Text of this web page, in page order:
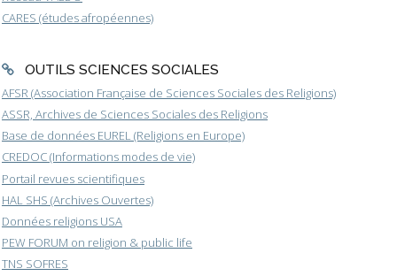
CARES (études afropéennes)
OUTILS SCIENCES SOCIALES
AFSR (Association Française de Sciences Sociales des Religions)
ASSR, Archives de Sciences Sociales des Religions
Base de données EUREL (Religions en Europe)
CREDOC (Informations modes de vie)
Portail revues scientifiques
HAL SHS (Archives Ouvertes)
Données religions USA
PEW FORUM on religion & public life
TNS SOFRES